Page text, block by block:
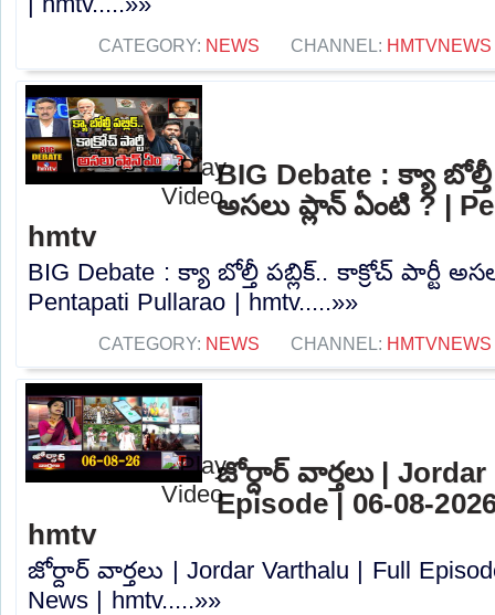
CATEGORY: NEWS CHANNEL: HMTVNEWS
BIG Debate : క్యా బోల్తీ
అసలు ప్లాన్ ఏంటి ? |
hmtv
BIG Debate : క్యా బోల్తీ పబ్లిక్.. కాక్రోచ్ పార్టీ
Pentapati Pullarao | hmtv.....»»
CATEGORY: NEWS CHANNEL: HMTVNEWS
జోర్దార్ వార్తలు |
Episode | 06-08-
hmtv
జోర్దార్ వార్తలు | Jordar Varthalu | Full
News | hmtv.....»»